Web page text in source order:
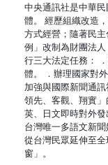
中央通訊社是中華
體。 經歷組織改造
方式經營；隨著民
例」改制為財團法
行三大法定任務：
體。 ．辦理國家對
加強與國際新聞通
領先、客觀、翔實」
英、日文即時對外
台灣唯一多語文新
從台灣民眾延伸至
窗」。